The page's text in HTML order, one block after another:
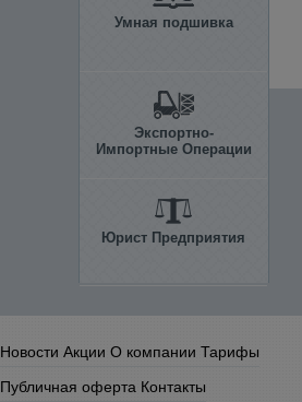
Умная подшивка
Экспортно-
Импортные Операции
Юрист Предприятия
Новости Акции О компании Тарифы
Публичная оферта Контакты